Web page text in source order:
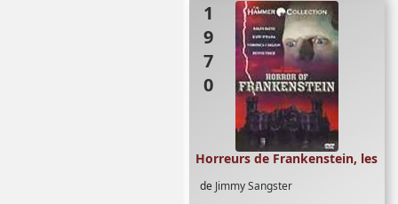
1970
de Jimmy Sangster
Horreurs de Frankenstein, les